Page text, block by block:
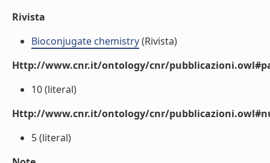
Rivista
Bioconjugate chemistry(Rivista)
Http://www.cnr.it/ontology/cnr/
10 (literal)
Http://www.cnr.it/ontology/cnr/
5 (literal)